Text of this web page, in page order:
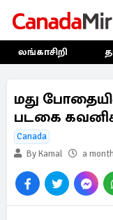
லங்காசிறி
மது
படகை
Canada
By Kamal
a